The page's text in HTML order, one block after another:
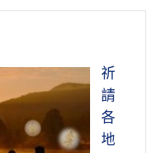
祈
請
各
地